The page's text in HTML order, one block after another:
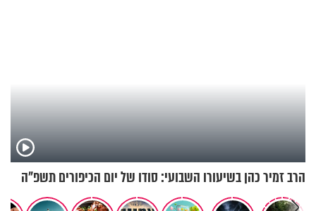
הרב זמיר כהן בשיעורו השבועי: סודו של יום הכיפורים תשפ"ה